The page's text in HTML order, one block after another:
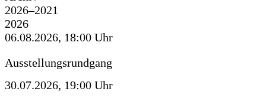
2026–2021
2026
06.08.2026, 18:00 Uhr
Ausstellungsrundgang
30.07.2026, 19:00 Uhr